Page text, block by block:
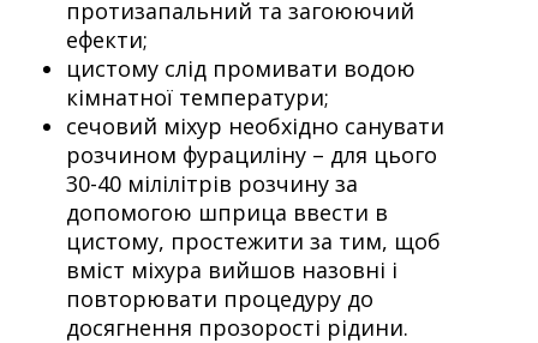
протизапальний та загоюючий
ефекти;
цистому слід промивати водою
кімнатної температури;
сечовий міхур необхідно санувати
розчином фурациліну – для цього
30-40 мілілітрів розчину за
допомогою шприца ввести в
цистому, простежити за тим, щоб
вміст міхура вийшов назовні і
повторювати процедуру до
досягнення прозорості рідини.